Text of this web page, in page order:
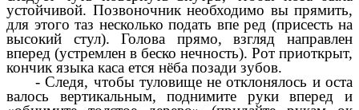
устойчивой. Позвоночник необходимо вы прямить,
для этого таз несколько подать впе ред (присесть на
высокий стул). Голова прямо, взгляд направлен
вперед (устремлен в беско нечность). Рот приоткрыт,
кончик языка каса ется нёба позади зубов.
- Следя, чтобы туловище не отклонялось и оста
валось вертикальным, поднимите руки вперед и